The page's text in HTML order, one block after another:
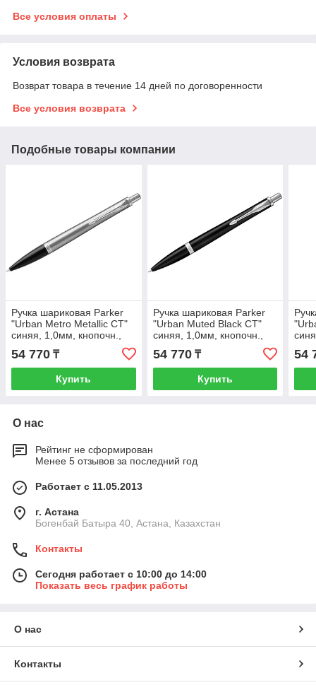
Все условия оплаты
Условия возврата
Возврат товара в течение 14 дней по договоренности
Все условия возврата
Подобные товары компании
Ручка шариковая Parker
"Urban Metro Metallic CT"
синяя, 1,0мм, кнопочн.,
подар. уп.
54 770 ₸
Купить
Ручка шариковая Parker
"Urban Muted Black CT"
синяя, 1,0мм, кнопочн.,
подар. уп.
54 770₸
Купить
54
О нас
Рейтинг не сформирован
Менее 5 отзывов за последний год
Работает с 11.05.2013
г. Астана
Богенбай Батыра 40, Астана, Казахстан
Контакты
Сегодня работает с 10:00 до 14:00
Показать весь график работы
О нас
Контакты